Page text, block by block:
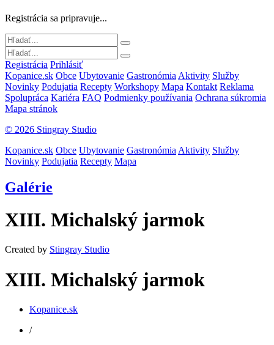
Registrácia sa pripravuje...
Registrácia Prihlásiť
Kopanice.sk Obce Ubytovanie Gastronómia Aktivity Služby
Novinky Podujatia Recepty Workshopy Mapa Kontakt Reklama
Spolupráca Kariéra FAQ Podmienky používania Ochrana súkromia
Mapa stránok
© 2026 Stingray Studio
Kopanice.sk Obce Ubytovanie Gastronómia Aktivity Služby
Novinky Podujatia Recepty Mapa
Galérie
XIII. Michalský jarmok
Created by Stingray Studio
XIII. Michalský jarmok
Kopanice.sk
/